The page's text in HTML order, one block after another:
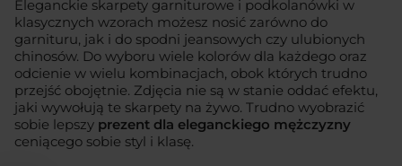
Eleganckie skarpety garniturowe i podkolanówki w
klasycznych wzorach możesz nosić zarówno do
garnituru, jak i do spodni jeansowych czy ulubionych
chinosów. Do wyboru wiele kolorów dla każdego oraz
odcienie w wielu kombinacjach, obok których trudno
przejść obojętnie. Zdjęcia nie są w stanie oddać efektu,
jaki wywołują te skarpety na żywo. Trudno wyobrazić
sobie lepszy prezent dla eleganckiego mężczyzny
ceniącego sobie styl i klasę.